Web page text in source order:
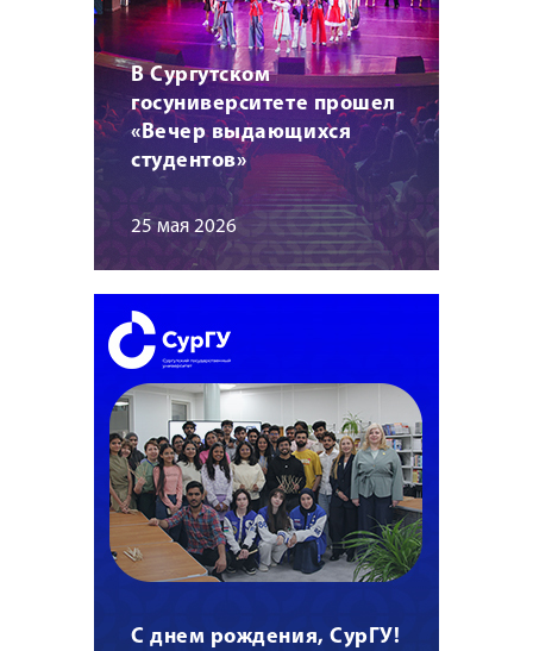
В Сургутском
госуниверситете прошел
«Вечер выдающихся
студентов»
25 мая 2026
С днем рождения, СурГУ!